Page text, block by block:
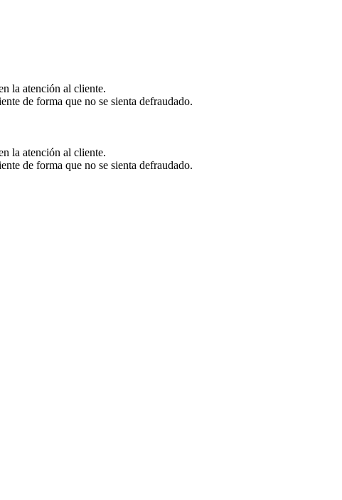
la atención al cliente.
de forma que no se sienta defraudado.
la atención al cliente.
de forma que no se sienta defraudado.